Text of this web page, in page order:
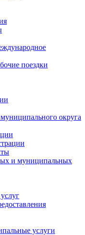
поездки
округа
и муниципальных
услуги